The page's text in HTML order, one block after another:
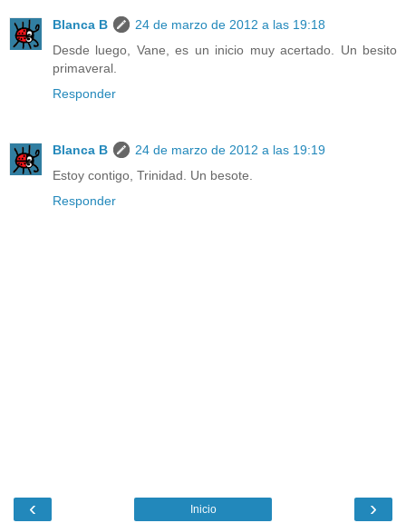
Blanca B
24 de marzo de 2012 a las 19:18
Desde luego, Vane, es un inicio muy acertado. Un besito
primaveral.
Responder
Blanca B
24 de marzo de 2012 a las 19:19
Estoy contigo, Trinidad. Un besote.
Responder
‹ ›
Inicio